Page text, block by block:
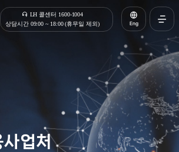
지주택공사
LH 콜센터 1600-1004
상담시간 09:00 ~ 18:00 (휴무일 제외)
Eng
전체
열기
사업처